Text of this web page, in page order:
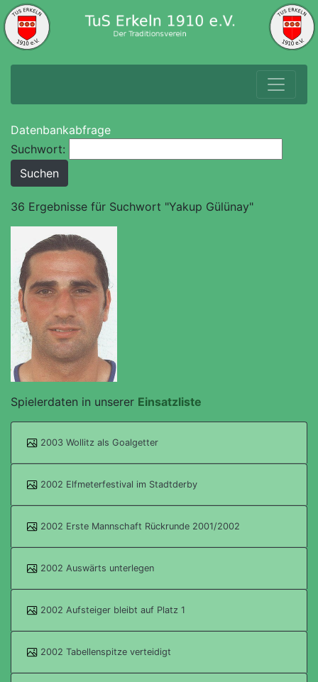
Datenbankabfrage
Suchwort:
36 Ergebnisse für Suchwort "Yakup Gülünay"
Spielerdaten in unserer Einsatzliste
2003 Wollitz als Goalgetter
2002 Elfmeterfestival im Stadtderby
2002 Erste Mannschaft Rückrunde 2001/2002
2002 Auswärts unterlegen
2002 Aufsteiger bleibt auf Platz 1
2002 Tabellenspitze verteidigt